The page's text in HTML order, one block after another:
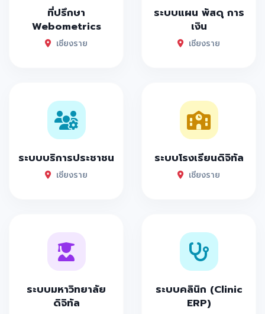
ที่ปรึกษา
Webometrics
เชียงราย
ระบบแผน พัสดุ การ
เงิน
เชียงราย
ระบบบริการประชาชน
เชียงราย
ระบบโรงเรียนดิจิทัล
เชียงราย
ระบบมหาวิทยาลัย
ดิจิทัล
ระบบคลินิก (Clinic
ERP)